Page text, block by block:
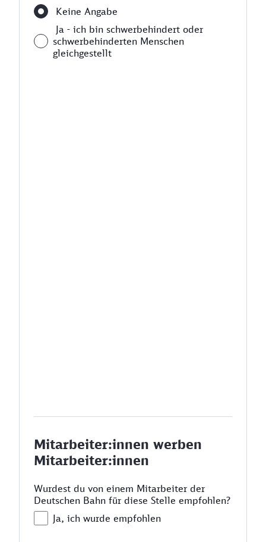
Keine Angabe
Ja - ich bin schwerbehindert oder
schwerbehinderten Menschen
gleichgestellt
Mitarbeiter:innen werben
Mitarbeiter:innen
Wurdest du von einem Mitarbeiter der
Deutschen Bahn für diese Stelle empfohlen?
Ja, ich wurde empfohlen